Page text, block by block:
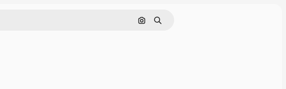
画像で検索
検索